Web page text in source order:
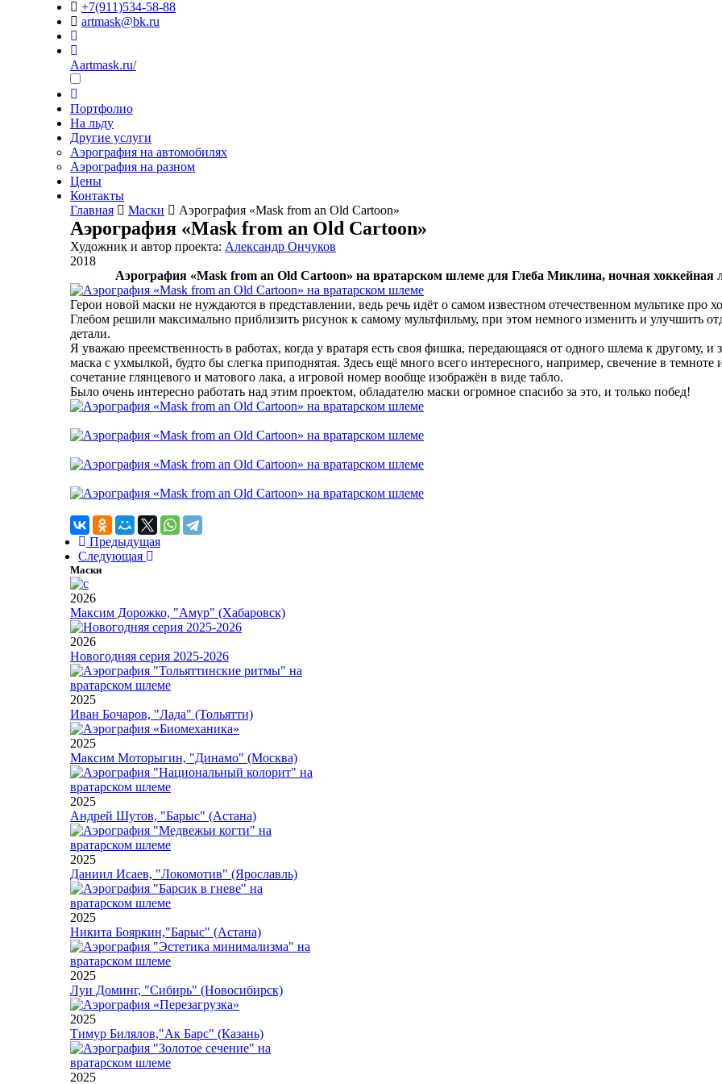
+7(911)534-58-88
artmask@bk.ru
Aartmask.ru/
Портфолио
На льду
Другие услуги
Аэрография на автомобилях
Аэрография на разном
Цены
Контакты
Главная
Маски Аэрография «Mask from an Old Cartoon»
Аэрография «Mask from an Old Cartoon»
Художник и автор проекта: Александр Ончуков
2018
Аэрография «Mask from an Old Cartoon» на вратарском шлеме для Глеба Миклина, ночная хоккейная
Герои новой маски не нуждаются в представлении, ведь речь идёт о самом известном отечественном мультике про
Глебом решили максимально приблизить рисунок к самому мультфильму, при этом немного изменить и улучшить
детали.
Я уважаю преемственность в работах, когда у вратаря есть своя фишка, передающаяся от одного шлема к другому, и
маска с ухмылкой, будто бы слегка приподнятая. Здесь ещё много всего интересного, например, свечение в темноте
сочетание глянцевого и матового лака, а игровой номер вообще изображён в виде табло.
Было очень интересно работать над этим проектом, обладателю маски огромное спасибо за это, и только побед!
Предыдущая
Следующая
Маски
2026
Максим Дорожко, "Амур" (Хабаровск)
2026
Новогодняя серия 2025-2026
2025
Иван Бочаров, "Лада" (Тольятти)
2025
Максим Моторыгин, "Динамо" (Москва)
2025
Андрей Шутов, "Барыс" (Астана)
2025
Даниил Исаев, "Локомотив" (Ярославль)
2025
Никита Бояркин,"Барыс" (Астана)
2025
Луи Доминг, "Сибирь" (Новосибирск)
2025
Тимур Билялов,"Ак Барс" (Казань)
2025